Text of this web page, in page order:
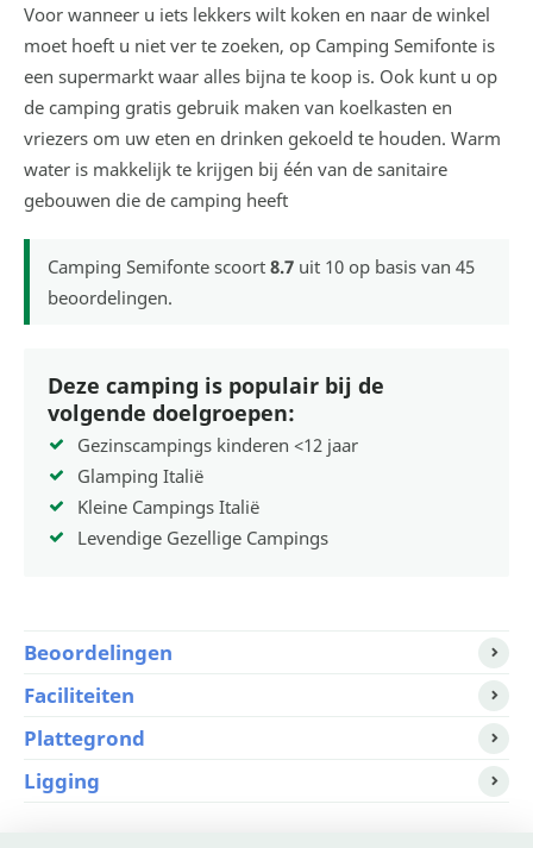
Voor wanneer u iets lekkers wilt koken en naar de winkel
moet hoeft u niet ver te zoeken, op Camping Semifonte is
een supermarkt waar alles bijna te koop is. Ook kunt u op
de camping gratis gebruik maken van koelkasten en
vriezers om uw eten en drinken gekoeld te houden. Warm
water is makkelijk te krijgen bij één van de sanitaire
gebouwen die de camping heeft
Camping Semifonte scoort 8.7 uit 10 op basis van 45
beoordelingen.
Deze camping is populair bij de
volgende doelgroepen:
Gezinscampings kinderen <12 jaar
Glamping Italië
Kleine Campings Italië
Levendige Gezellige Campings
Beoordelingen
Faciliteiten
Plattegrond
Ligging